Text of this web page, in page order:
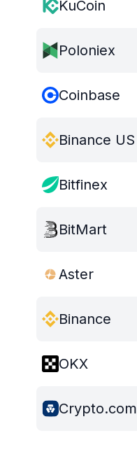
KuCoin
Poloniex
Coinbase
Binance US
Bitfinex
BitMart
Aster
Binance
OKX
Crypto.com